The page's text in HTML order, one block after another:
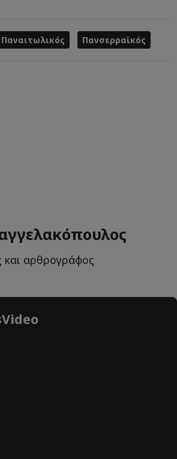
Παναιτωλικός Πανσερραϊκός
αρθρογράφος